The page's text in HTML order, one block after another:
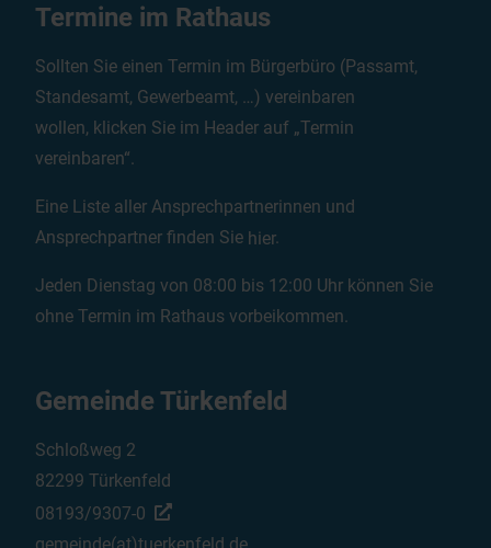
Termine im Rathaus
Sollten Sie einen Termin im Bürgerbüro (Passamt,
Standesamt, Gewerbeamt, …) vereinbaren
wollen, klicken Sie im Header auf „Termin
vereinbaren“.
Eine Liste aller Ansprechpartnerinnen und
Ansprechpartner finden Sie hier.
Jeden Dienstag von 08:00 bis 12:00 Uhr können Sie
ohne Termin im Rathaus vorbeikommen.
Gemeinde Türkenfeld
Schloßweg 2
82299 Türkenfeld
08193/9307-0
gemeinde(at)tuerkenfeld.de